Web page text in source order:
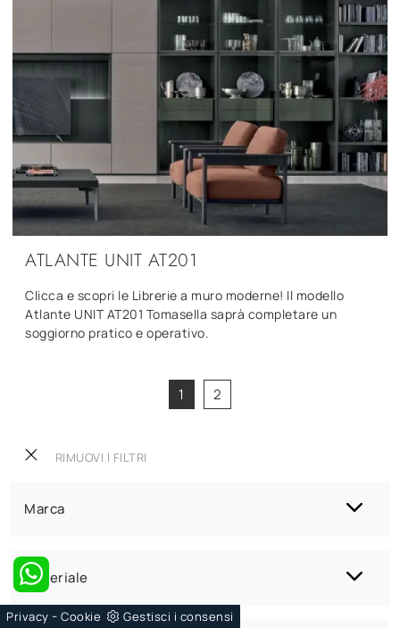
RIMUOVI I FILTRI
Marca
Materiale
ATLANTE UNIT AT201
Clicca e scopri le Librerie a muro moderne! Il modello
Atlante UNIT AT201 Tomasella saprà completare un
soggiorno pratico e operativo.
1 2
Privacy - Cookie Gestisci i consensi